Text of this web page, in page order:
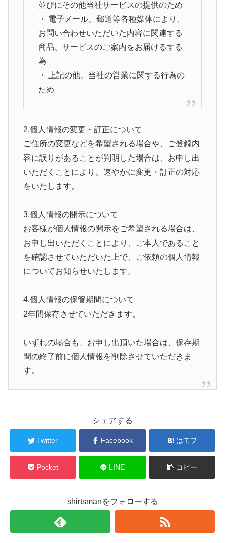
並びにその他当社サービスの提供のため
・ 電子メール、郵送等各種媒体により、
お問い合わせいただいた内容に関連する
商品、サービスのご案内をお届けるする
為
・ 上記の他、当社の営業に関する行為の
ため
2.個人情報の変更・訂正について
ご住所の変更などを希望される場合や、ご登録内
容に誤りがあることが判明した場合は、お申し出
いただくことにより、速やかに変更・訂正の対応
をいたします。
3.個人情報の開示について
お客様が個人情報の開示をご希望される場合は、
お申し出いただくことにより、ご本人であること
を確認させていただいた上で、ご依頼の個人情報
についてお知らせいたします。
4.個人情報の保管期間について
2年間保存させていただきます。
いずれの場合も、お申し出頂いた場合は、保存期
間の終了前に個人情報を削除させていただきま
す。
シェアする
Twitter Facebook はてブ
Pocket LINE コピー
shirtsmanをフォローする